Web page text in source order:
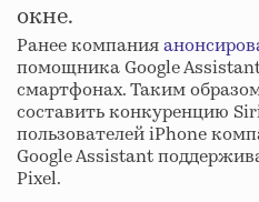
окне.
Ранее компания
помощника Google
смартфонах. Таким
составить конкуренцию
пользователей iPhone
Google Assistant
Pixel.